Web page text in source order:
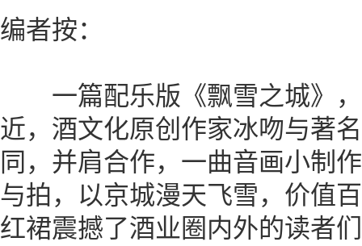
编者按：
一篇配乐版《飘雪之城》，
近，酒文化原创作家冰吻与著
同，并肩合作，一曲音画小制
与拍，以京城漫天飞雪，价值
红裙震撼了酒业圈内外的读者